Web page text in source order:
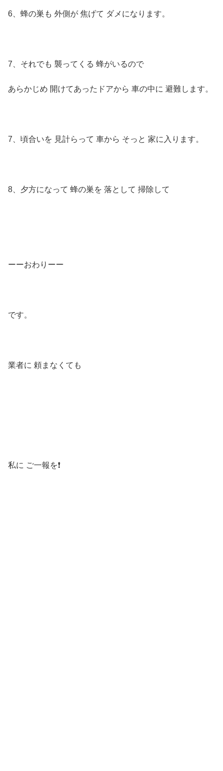
6、蜂の巣も 外側が 焦げて ダメになります。
7、それでも 襲ってくる 蜂がいるので
あらかじめ 開けてあったドアから 車の中に 避難します。
7、頃合いを 見計らって 車から そっと 家に入ります。
8、夕方になって 蜂の巣を 落として 掃除して
ーーおわりーー
です。
業者に 頼まなくても
私に ご一報を❗️